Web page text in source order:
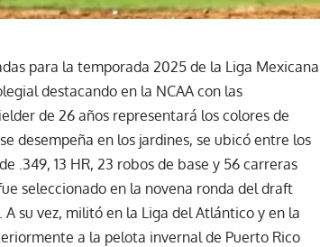
para la temporada 2025 de la Liga Mexicana
destacando en la NCAA con las
de 26 años representará los colores de
desempeña en los jardines, se ubicó entre los
.349, 13 HR, 23 robos de base y 56 carreras
seleccionado en la novena ronda del draft
su vez, militó en la Liga del Atlántico y en la
a la pelota invernal de Puerto Rico